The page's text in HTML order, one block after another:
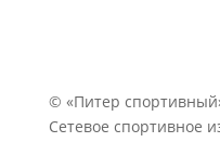
© «Питер
Сетевое спортивное